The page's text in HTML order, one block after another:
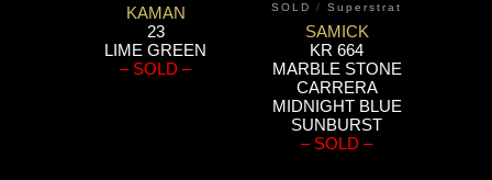
KAMAN
23
LIME GREEN
– SOLD –
SOLD / Superstrat
SAMICK
KR 664
MARBLE STONE
CARRERA
MIDNIGHT BLUE
SUNBURST
– SOLD –